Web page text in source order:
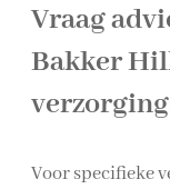
Vraag
Bakker
Voor specifieke